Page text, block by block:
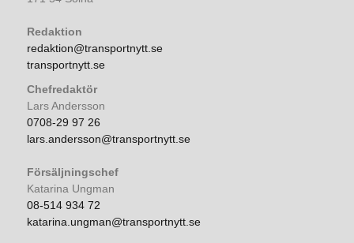
Redaktion
redaktion@transportnytt.se
transportnytt.se
Chefredaktör
Lars Andersson
0708-29 97 26
lars.andersson@transportnytt.se
Försäljningschef
Katarina Ungman
08-514 934 72
katarina.ungman@transportnytt.se